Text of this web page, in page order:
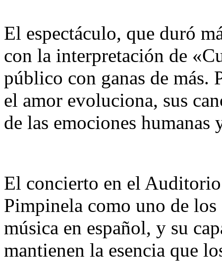
El espectáculo, que duró
con la interpretación de
público con ganas de más.
el amor evoluciona, sus
de las emociones humanas
El concierto en el
Pimpinela como uno de
música en español, y su
mantienen la esencia que